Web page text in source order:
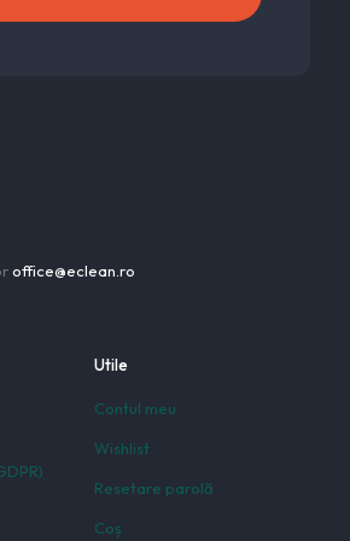
office@eclean.ro
Utile
Contul meu
Wishlist
Resetare parolă
Coș